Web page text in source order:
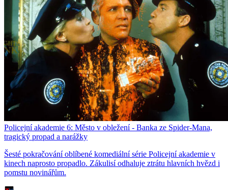
Policejní akademie 6: Město v obležení - Banka ze Spider-Mana,
tragický propad a narážky
Šesté pokračování oblíbené komediální série Policejní akademie v
kinech naprosto propadlo. Zákulisí odhaluje ztrátu hlavních hvězd i
pomstu novinářům.